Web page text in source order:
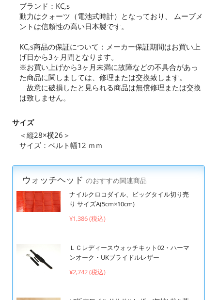
ブランド：KC,s
動力はクォーツ（電池式時計）となっており、 ムーブメ
ントは信頼性の高い日本製です。
KC,s商品の保証について：メーカー保証期間はお買い上
げ日から3ヶ月間となります。
※お買い上げから3ヶ月未満に故障などの不具合があっ
た商品に関しましては、修理または交換致します。
故意に破損したと見られる商品は無償修理または交換
は致しません。
サイズ
＜縦28×横26＞
サイズ：ベルト幅12 ｍｍ
ウォッチヘッド のおすすめ関連商品
ナイルクロコダイル、ビッグタイル切り売
り サイズA(5cm×10cm)
¥1,386 (税込)
ＬＣレディースウォッチキット02・ハーマ
ンオーク・UKブライドルレザー
¥2,742 (税込)